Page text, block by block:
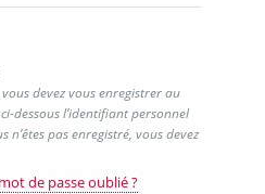
devez vous enregistrer au
dessous l’identifiant personnel
n’êtes pas enregistré, vous devez
mot de passe oublié ?